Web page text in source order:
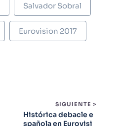
Salvador Sobral
Eurovision 2017
SIGUIENTE >
Histórica debacle e
spañola en Eurovisi